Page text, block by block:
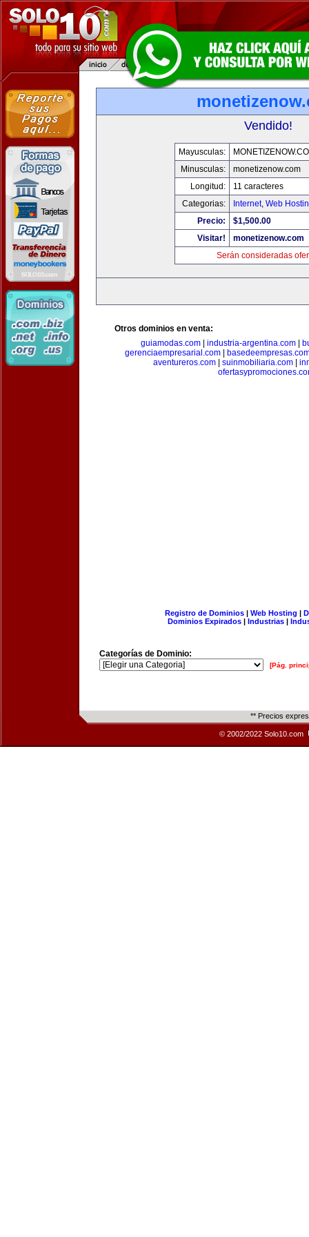
Vendido!
Mayusculas:
Minusculas:
monetizenow.com
Longitud:
11 caracteres
Categorias:
Internet, Web
Precio:
$1,500.00
Visitar!
monetizenow.com
Serán consideradas
Otros dominios en venta:
guiamodas.com| industria-argentina.com|
gerenciaempresarial.com|
aventureros.com| suinmobiliaria.com|
Registro de Dominios| Web Hosting |
Dominios Expirados | Industrias |
Categorías de Dominio:
[Pág.
** Precios
© 2002/2022 Solo10.com